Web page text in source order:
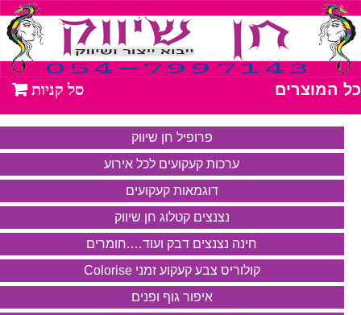
כל המוצרים
פרופיל חן שיווק
ערכות קעקועים לכל אירוע
דוגמאות קעקועים
נצנצים קטלוג חן שיווק
חינה נצנצים דבק ועוד….חומרים
קולוריס צבע קעקוע זמני Colorise
איפור גוף ופנים